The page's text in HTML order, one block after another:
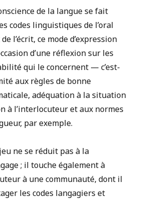
de la langue se fait
codes linguistiques de l’oral
l’écrit, ce mode d’expression
d’une réflexion sur les
qui le concernent — c’est-
aux règles de bonne
adéquation à la situation
à l’interlocuteur et aux normes
par exemple.
ne se réduit pas à la
; il touche également à
à une communauté, dont il
les codes langagiers et